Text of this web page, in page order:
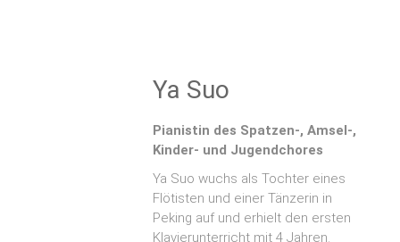
Ya Suo
Pianistin des Spatzen-, Amsel-,
Kinder- und Jugendchores
Ya Suo wuchs als Tochter eines
Flötisten und einer Tänzerin in
Peking auf und erhielt den ersten
Klavierunterricht mit 4 Jahren.